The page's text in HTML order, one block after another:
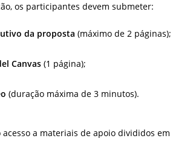
os participantes devem submeter:
da proposta (máximo de 2 páginas);
Canvas (1 página);
(duração máxima de 3 minutos).
a materiais de apoio divididos em